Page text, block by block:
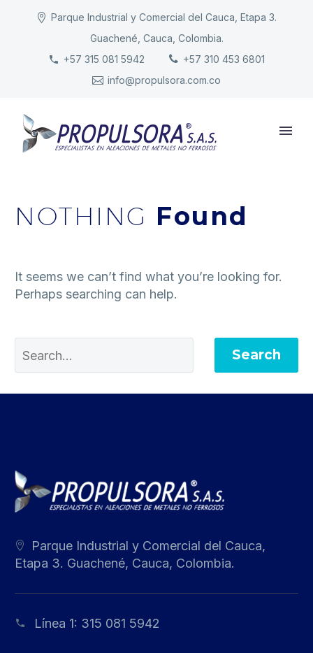
Parque Industrial y Comercial del Cauca, Etapa 3.
Guachené, Cauca, Colombia.
+57 315 081 5942
+57 310 453 6801
info@propulsora.com.co
INICIO
PRODUCTOS
NOTHING Found
It seems we can’t find what you’re looking for.
Perhaps searching can help.
Search
Parque Industrial y Comercial del Cauca,
Etapa 3. Guachené, Cauca, Colombia.
Línea 1: 315 081 5942